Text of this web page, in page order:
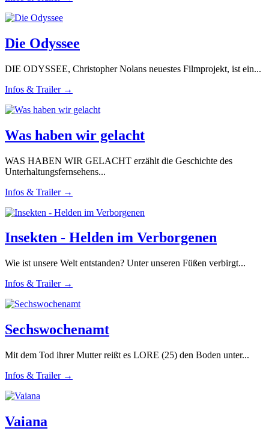
Die Odyssee
DIE ODYSSEE, Christopher Nolans neuestes Filmprojekt, ist ein...
Infos & Trailer →
Was haben wir gelacht
WAS HABEN WIR GELACHT erzählt die Geschichte des
Unterhaltungsfernsehens...
Infos & Trailer →
Insekten - Helden im Verborgenen
Wie ist unsere Welt entstanden? Unter unseren Füßen verbirgt...
Infos & Trailer →
Sechswochenamt
Mit dem Tod ihrer Mutter reißt es LORE (25) den Boden unter...
Infos & Trailer →
Vaiana